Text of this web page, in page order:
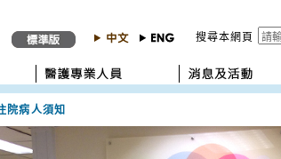
搜尋本網頁
院病人須知